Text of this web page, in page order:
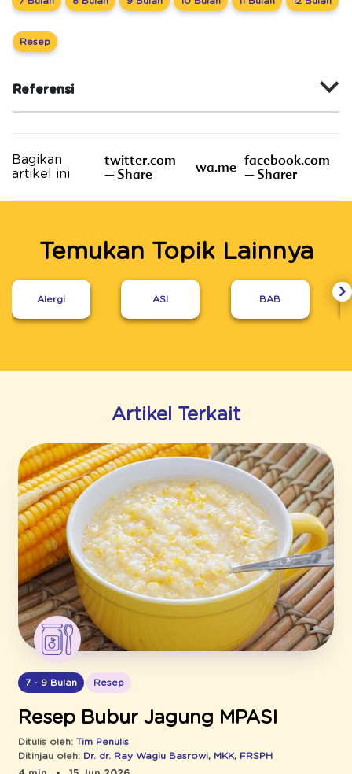
Resep
Referensi
Bagikan
artikel ini
twitter.com
– Share
wa.me facebook.com
– Sharer
Temukan Topik Lainnya
Alergi ASI BAB
Artikel Terkait
7 - 9 Bulan Resep
Resep Bubur Jagung MPASI
Ditulis oleh: Tim Penulis
Ditinjau oleh: Dr. dr. Ray Wagiu Basrowi, MKK, FRSPH